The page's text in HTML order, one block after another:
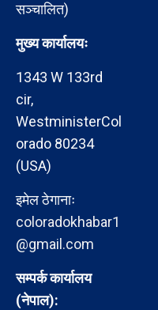
सञ्चालित)
मुख्य कार्यालयः
1343 W 133rd
cir,
WestministerCol
orado 80234
(USA)
इमेल ठेगानाः
coloradokhabar1
@gmail.com
सम्पर्क कार्यालय
(नेपाल):